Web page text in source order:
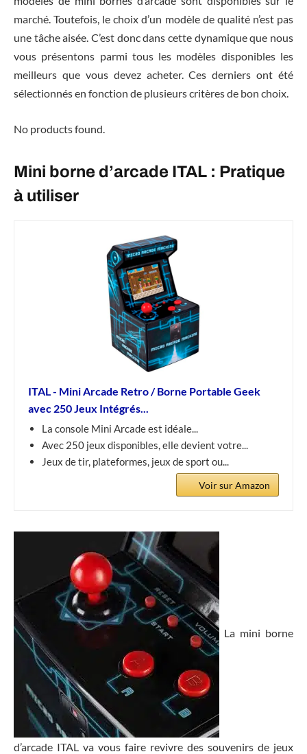
marché. Toutefois, le choix d’un modèle de qualité n’est pas
une tâche aisée. C’est donc dans cette dynamique que nous
vous présentons parmi tous les modèles disponibles les
meilleurs que vous devez acheter. Ces derniers ont été
sélectionnés en fonction de plusieurs critères de bon choix.
No products found.
Mini borne d’arcade ITAL : Pratique
à utiliser
ITAL - Mini Arcade Retro / Borne Portable Geek
avec 250 Jeux Intégrés...
La console Mini Arcade est idéale...
Avec 250 jeux disponibles, elle devient votre...
Jeux de tir, plateformes, jeux de sport ou...
Voir sur Amazon
La mini borne
d’arcade ITAL va vous faire revivre des souvenirs de jeux